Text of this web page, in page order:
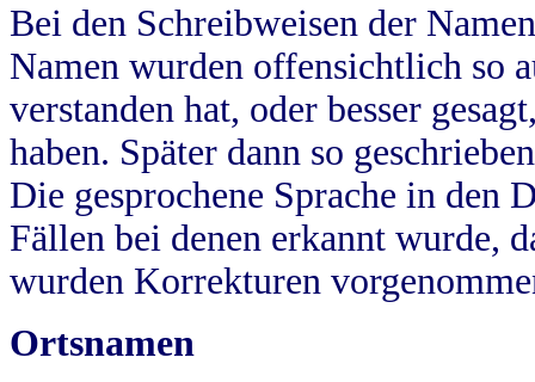
Bei den Schreibweisen der
Namen wurden offensichtlich so
verstanden hat, oder besser
haben. Später dann so
Die gesprochene Sprache in
Fällen bei denen erkannt wurde,
wurden Korrekturen
Ortsnamen